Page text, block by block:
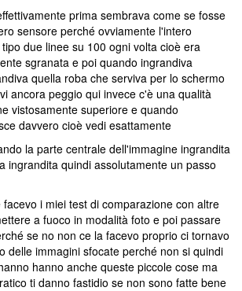
prima sembrava come se fosse
sensore perché ovviamente l'intero
due linee su 100 ogni volta cioè era
sgranata e poi quando ingrandiva
quella roba che serviva per lo schermo
ancora peggio qui invece c'è una qualità
vistosamente superiore e quando
davvero cioè vedi esattamente
la parte centrale dell'immagine ingrandita
ingrandita quindi assolutamente un passo
i miei test di comparazione con altre
a fuoco in modalità foto e poi passare
se no non ce la facevo proprio ci tornavo
delle immagini sfocate perché non si quindi
hanno anche queste piccole cose ma
ti danno fastidio se non sono fatte bene